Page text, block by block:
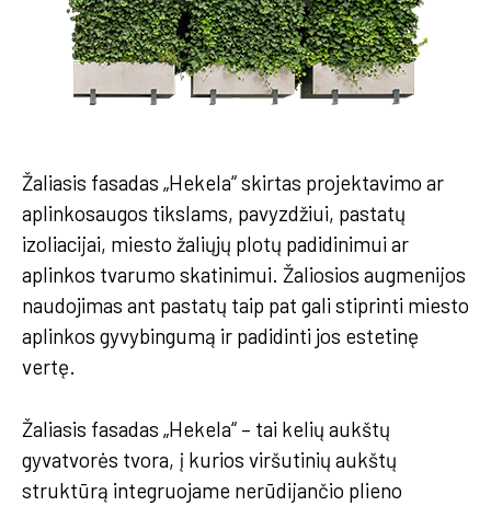
Žaliasis fasadas „Hekela“ skirtas projektavimo ar
aplinkosaugos tikslams, pavyzdžiui, pastatų
izoliacijai, miesto žaliųjų plotų padidinimui ar
aplinkos tvarumo skatinimui. Žaliosios augmenijos
naudojimas ant pastatų taip pat gali stiprinti miesto
aplinkos gyvybingumą ir padidinti jos estetinę
vertę.
Žaliasis fasadas „Hekela“ – tai kelių aukštų
gyvatvorės tvora, į kurios viršutinių aukštų
struktūrą integruojame nerūdijančio plieno